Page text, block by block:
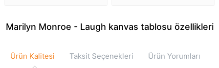
Marilyn Monroe - Laugh kanvas tablosu özellikleri
Ürün Kalitesi Taksit Seçenekleri Ürün Yorumları